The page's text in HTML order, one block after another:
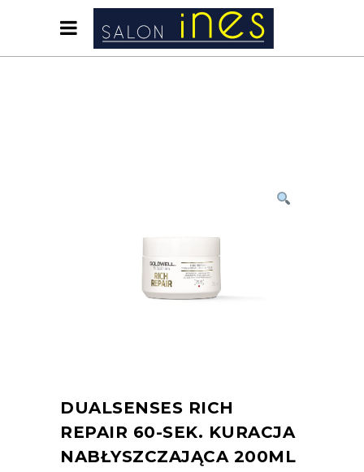
DUALSENSES RICH
REPAIR 60-SEK. KURACJA
NABŁYSZCZAJĄCA 200ML